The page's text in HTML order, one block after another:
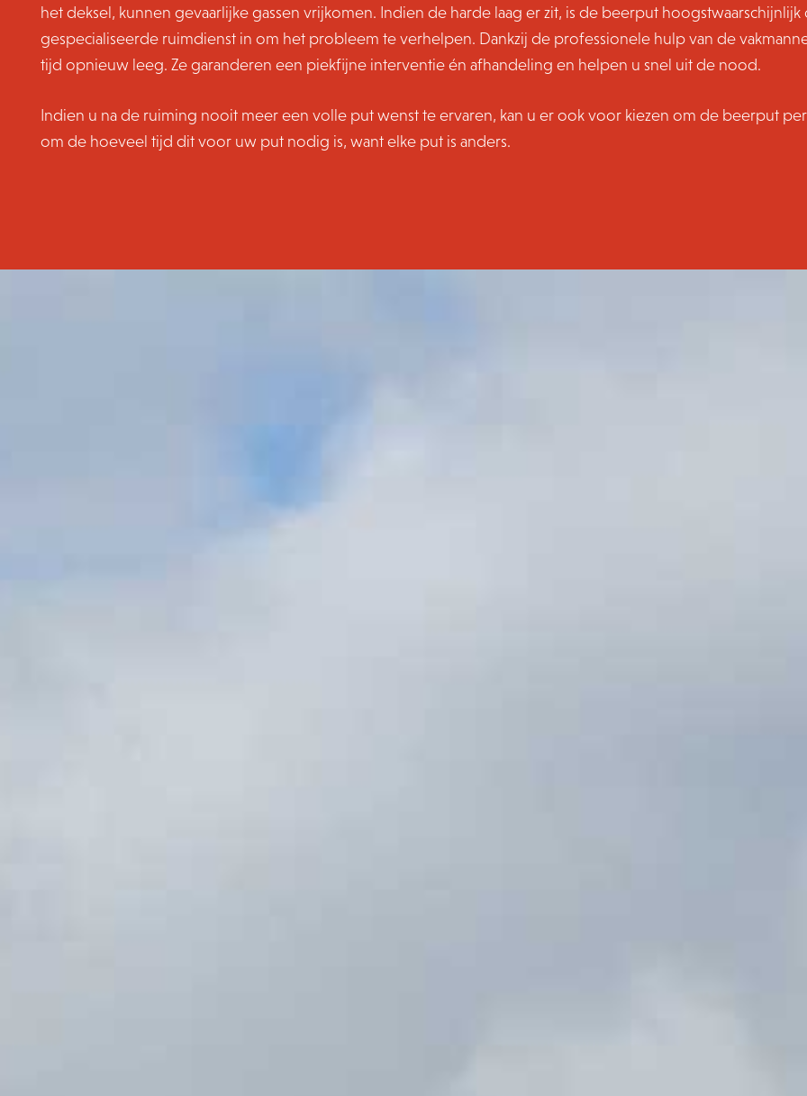
het deksel, kunnen gevaarlijke gassen vrijkomen. Indien de harde laag er zit, is de beerput
gespecialiseerde ruimdienst in om het probleem te verhelpen. Dankzij de professionele hulp van de
tijd opnieuw leeg. Ze garanderen een piekfijne interventie én afhandeling en helpen u snel uit de nood.
Indien u na de ruiming nooit meer een volle put wenst te ervaren, kan u er ook voor kiezen om de beerput
om de hoeveel tijd dit voor uw put nodig is, want elke put is anders.